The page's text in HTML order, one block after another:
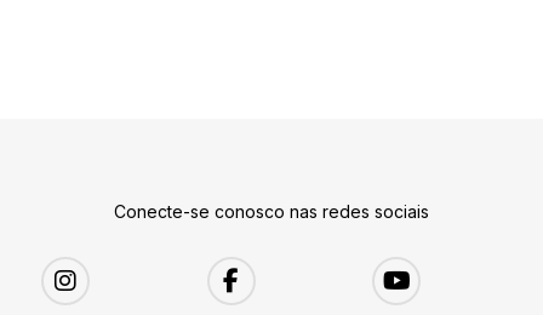
Conecte-se conosco nas redes sociais